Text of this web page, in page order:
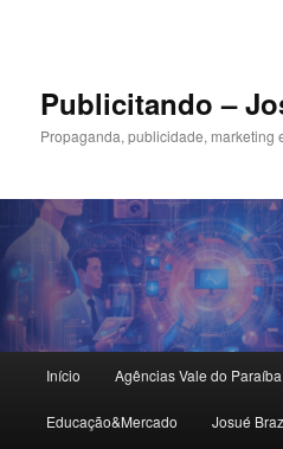
principalPublicitando –
Propaganda, publicidade, marketing
principal
Início Agências Vale do Paraíba
Educação&Mercado Josué